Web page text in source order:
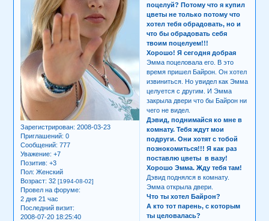
Зарегистрирован: 2008-03-23
Приглашений: 0
Сообщений: 777
Уважение: +7
Позитив: +3
Пол: Женский
Возраст: 32[1994-08-02]
Провел на форуме:
2 дня 21 час
Последний визит:
2008-07-20 18:25:40
поцелуй? Потому что я купил
цветы не только потому что
хотел тебя обрадовать, но и
что бы обрадовать себя
твоим поцелуем!!!
Хорошо! Я сегодня добрая
Эмма поцеловала его. В это
время пришел Байрон. Он хотел
извиниться. Но увидел как Эмма
целуется с другим. И Эмма
закрыла двери что бы Байрон ни
чего не видел.
Дэвид, поднимайся ко мне в
комнату. Тебя ждут мои
подруги. Они хотят с тобой
познокомиться!!! Я как раз
поставлю цветы в вазу!
Хорошо Эмма. Жду тебя там!
Дэвид поднялся в комнату.
Эмма открыла двери.
Что ты хотел Байрон?
А кто тот парень, с которым
ты целовалась?